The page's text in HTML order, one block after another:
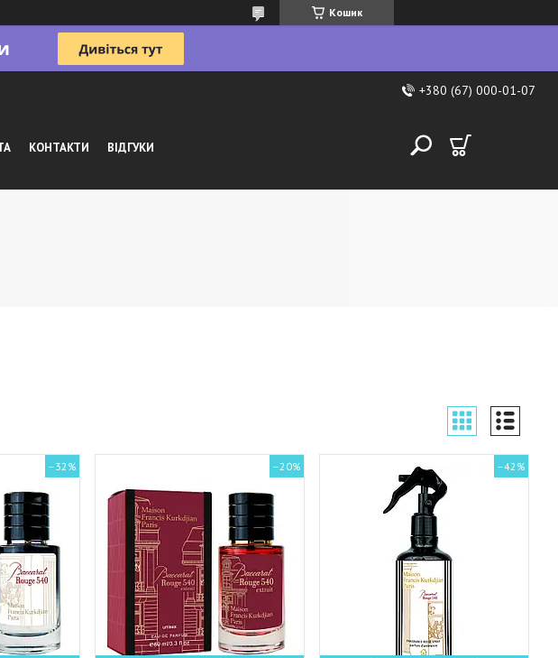
Кошик
+380 (67) 000-01-07
КОНТАКТИ ВІДГУКИ
–32% –20% –42%